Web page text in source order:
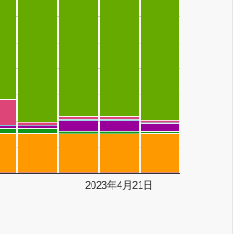
2023年4月21日